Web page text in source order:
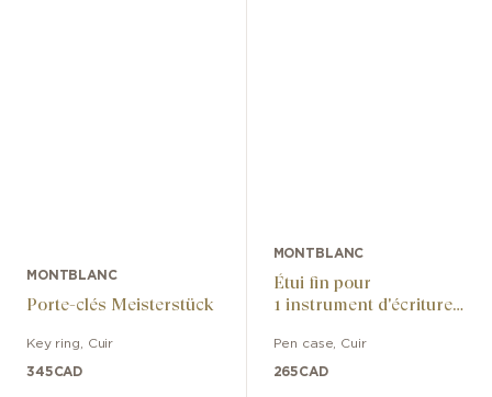
MONTBLANC
Porte-clés Meisterstück
Key ring, Cuir
345CAD
MONTBLANC
Étui fin pour
1 instrument d'écriture
Pen case, Cuir
265CAD